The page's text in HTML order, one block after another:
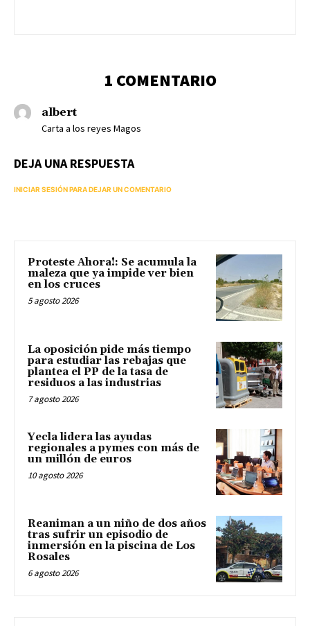
1 COMENTARIO
albert
Carta a los reyes Magos
DEJA UNA RESPUESTA
INICIAR SESIÓN PARA DEJAR UN COMENTARIO
Proteste Ahora!: Se acumula la
maleza que ya impide ver bien
en los cruces
5 agosto 2026
La oposición pide más tiempo
para estudiar las rebajas que
plantea el PP de la tasa de
residuos a las industrias
7 agosto 2026
Yecla lidera las ayudas
regionales a pymes con más de
un millón de euros
10 agosto 2026
Reaniman a un niño de dos años
tras sufrir un episodio de
inmersión en la piscina de Los
Rosales
6 agosto 2026